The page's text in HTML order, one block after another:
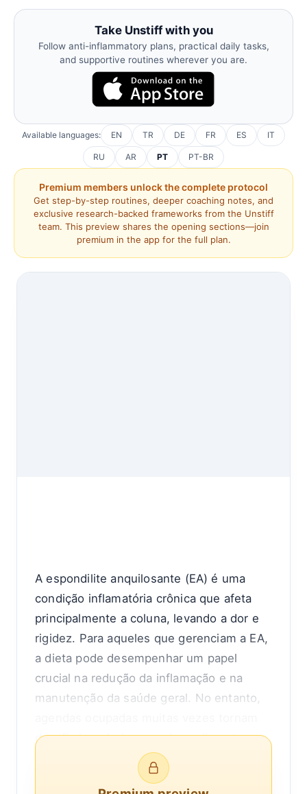
Take Unstiff with you
Follow anti-inflammatory plans, practical daily tasks,
and supportive routines wherever you are.
Available languages: EN TR DE FR ES IT
RU AR PT PT-BR
Premium members unlock the complete protocol
Get step-by-step routines, deeper coaching notes, and
exclusive research-backed frameworks from the Unstiff
team. This preview shares the opening sections—join
premium in the app for the full plan.
A espondilite anquilosante (EA) é uma
condição inflamatória crônica que afeta
principalmente a coluna, levando a dor e
rigidez. Para aqueles que gerenciam a EA,
a dieta pode desempenhar um papel
crucial na redução da inflamação e na
manutenção da saúde geral. No entanto,
desafiador aderir a um plano alimentar
específico. Este artigo fornece um guia
abrangente para criar um plano de